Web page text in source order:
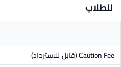
للطلاب
Caution Fee(قابل للاسترداد)